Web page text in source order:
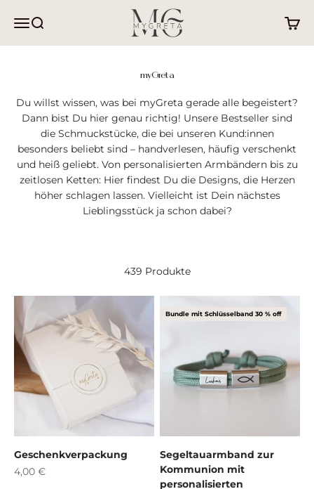
Navigationsmenü öffnen
Suche öffnen
myGreta
myGreta
Du willst wissen, was bei myGreta gerade alle begeistert?
Dann bist Du hier genau richtig! Unsere Bestseller sind
die Schmuckstücke, die bei unseren Kund:innen
besonders beliebt sind – handverlesen, häufig verschenkt
und heiß geliebt. Von personalisierten Armbändern bis zu
zeitlosen Ketten: Hier findest Du die Designs, die Herzen
höher schlagen lassen. Vielleicht ist Dein nächstes
Lieblingsstück ja schon dabei?
439 Produkte
Geschenkverpackung
Angebot
4,00 €
Bundle mit Schlüsselband 30 % off
Segeltauarmband zur
Kommunion mit
personalisierten